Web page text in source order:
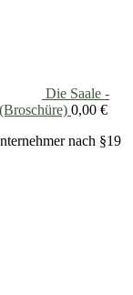
Die Saale -
0,00 €
nach §19